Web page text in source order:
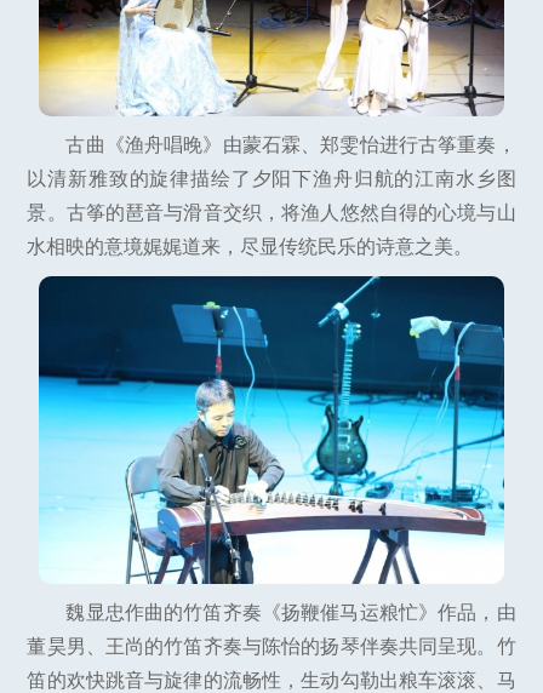
古曲《渔舟唱晚》由蒙石霖、郑雯怡进行古筝重奏，
以清新雅致的旋律描绘了夕阳下渔舟归航的江南水乡图
景。古筝的琶音与滑音交织，将渔人悠然自得的心境与山
水相映的意境娓娓道来，尽显传统民乐的诗意之美。
魏显忠作曲的竹笛齐奏《扬鞭催马运粮忙》作品，由
董昊男、王尚的竹笛齐奏与陈怡的扬琴伴奏共同呈现。竹
笛的欢快跳音与旋律的流畅性，生动勾勒出粮车滚滚、马